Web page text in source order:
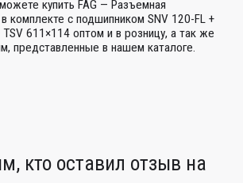
купить FAG — Разъемная
комплекте с подшипником SNV 120-FL +
611×114 оптом и в розницу, а так же
представленные в нашем каталоге.
кто оставил отзыв на